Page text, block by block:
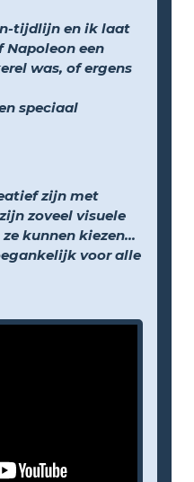
tijdlijn en ik laat
een
was, of ergens
speciaal
zijn met
zoveel visuele
kunnen kiezen...
voor alle